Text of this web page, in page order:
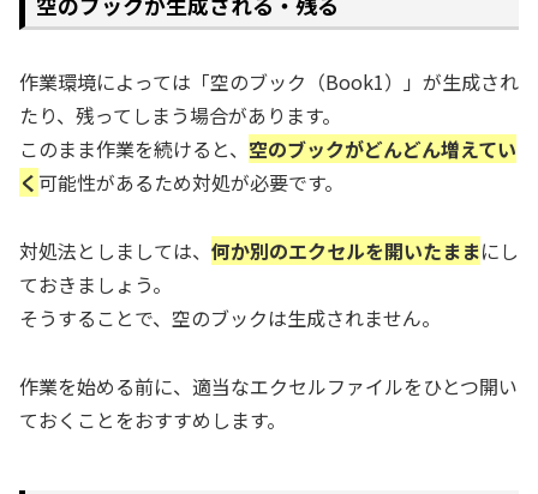
作業環境によっては「空のブック（Book1）」が生成され
たり、残ってしまう場合があります。
このまま作業を続けると、 空のブックがどんどん増えてい
く 可能性があるため対処が必要です。
対処法としましては、 何か別のエクセルを開いたままにし
ておきましょう。
そうすることで、空のブックは生成されません。
作業を始める前に、適当なエクセルファイルをひとつ開い
ておくことをおすすめします。